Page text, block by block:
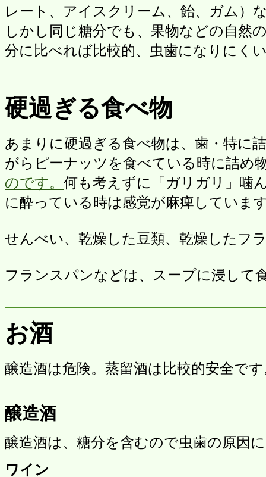
レート、アイスクリーム、飴、ガム）
しかし同じ糖分でも、果物などの自然
分に比べれば比較的、虫歯になりにく
硬過ぎる食べ物
あまりに硬過ぎる食べ物は、歯・特に
がらピーナッツを食べている時に詰め
のです。 何も考えずに「ガリガリ」噛
に酔っている時は感覚が麻痺していま
せんべい、乾燥した豆類、乾燥したフ
フランスパンなどは、スープに浸して
お酒
醸造酒は危険。蒸留酒は比較的安全で
醸造酒
醸造酒は、糖分を含むので虫歯の原因
ワイン